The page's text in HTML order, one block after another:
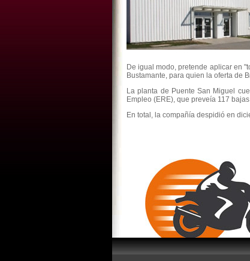
De igual modo, pretende aplicar en
Bustamante, para quien la oferta de
La planta de Puente San Miguel
Empleo (ERE), que preveía 117
En total, la compañía despidió en